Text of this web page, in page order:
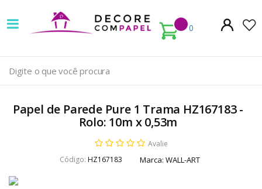
0
Decore
com
papel
é
pioneira
venda
Papel de Parede Pure 1 Trama HZ167183 -
Rolo: 10m x 0,53m
Avalie
Código: HZ167183 Marca: WALL-ART